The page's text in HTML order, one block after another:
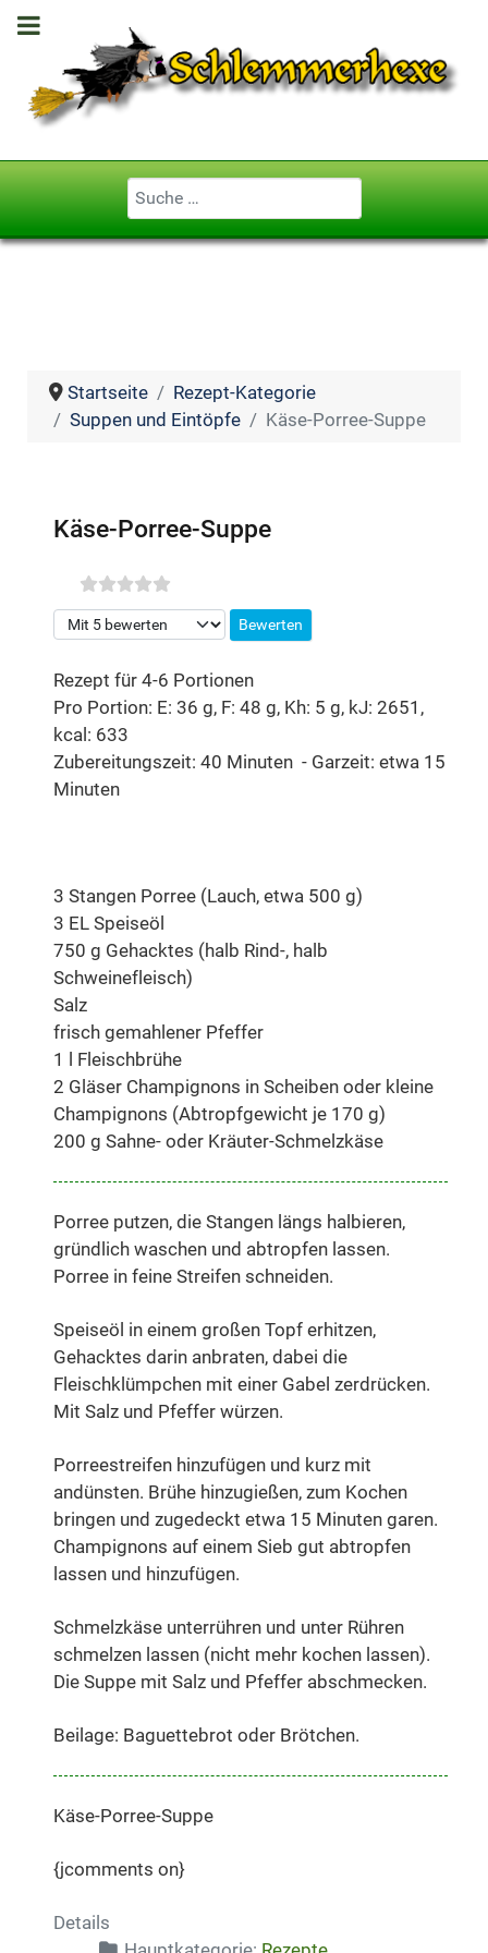
Geben Sie ...
Startseite
Rezept-Kategorie
Suppen und Eintöpfe
Käse-Porree-Suppe
Käse-Porree-Suppe
Bitte bewerten
Rezept für 4-6 Portionen
Pro Portion: E: 36 g, F: 48 g, Kh: 5 g, kJ: 2651,
kcal: 633
Zubereitungszeit: 40 Minuten - Garzeit: etwa 15
Minuten
3 Stangen Porree (Lauch, etwa 500 g)
3 EL Speiseöl
750 g Gehacktes (halb Rind-, halb
Schweinefleisch)
Salz
frisch gemahlener Pfeffer
1 l Fleischbrühe
2 Gläser Champignons in Scheiben oder kleine
Champignons (Abtropfgewicht je 170 g)
200 g Sahne- oder Kräuter-Schmelzkäse
Porree putzen, die Stangen längs halbieren,
gründlich waschen und abtropfen lassen.
Porree in feine Streifen schneiden.
Speiseöl in einem großen Topf erhitzen,
Gehacktes darin anbraten, dabei die
Fleischklümpchen mit einer Gabel zerdrücken.
Mit Salz und Pfeffer würzen.
Porreestreifen hinzufügen und kurz mit
andünsten. Brühe hinzugießen, zum Kochen
bringen und zugedeckt etwa 15 Minuten garen.
Champignons auf einem Sieb gut abtropfen
lassen und hinzufügen.
Schmelzkäse unterrühren und unter Rühren
schmelzen lassen (nicht mehr kochen lassen).
Die Suppe mit Salz und Pfeffer abschmecken.
Beilage: Baguettebrot oder Brötchen.
Käse-Porree-Suppe
{jcomments on}
Details